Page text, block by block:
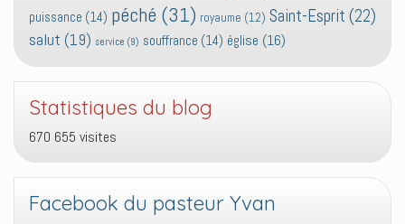
puissance (14) péché (31) royaume (12) Saint-Esprit (22)
salut (19) service (9) souffrance (14) église (16)
Statistiques du blog
670 655 visites
Facebook du pasteur Yvan